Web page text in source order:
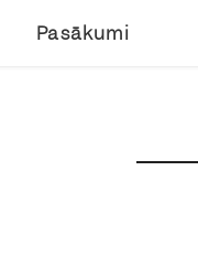
Pasākumi